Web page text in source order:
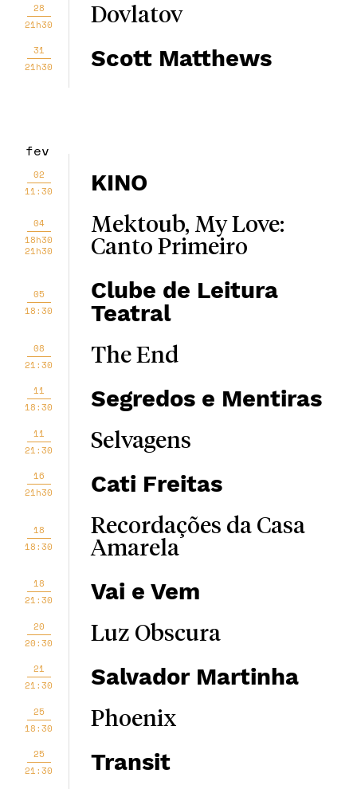
28
21h30
Dovlatov
31
21h30
Scott Matthews
fev
02
11:30
KINO
04
18h30
21h30
Mektoub, My Love:
Canto Primeiro
05
18:30
Clube de Leitura
Teatral
08
21:30
The End
11
18:30
Segredos e Mentiras
11
21:30
Selvagens
16
21h30
Cati Freitas
18
18:30
Recordações da Casa
Amarela
18
21:30
Vai e Vem
20
20:30
Luz Obscura
21
21:30
Salvador Martinha
25
18:30
Phoenix
25
21:30
Transit